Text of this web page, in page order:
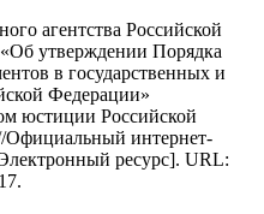
агентства Российской
утверждении Порядка
в государственных и
Федерации»
юстиции Российской
Официальный интернет-
ресурс]. URL: